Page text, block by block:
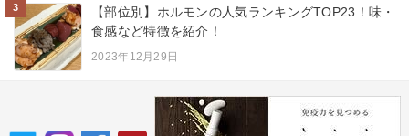
3
【部位別】ホルモンの人気ランキングTOP23！味・
食感など特徴を紹介！
2023年12月29日